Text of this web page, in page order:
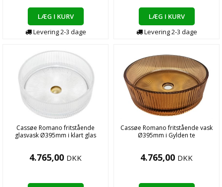
LÆG I KURV
Levering2-3 dage
LÆG I KURV
Levering2-3 dage
Cassøe Romano fritstående
glasvask Ø395mm i klart glas
4.765,00 DKK
Cassøe Romano fritstående vask
Ø395mm i Gylden te
4.765,00 DKK